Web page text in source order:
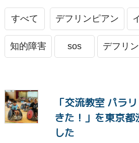
すべて デフリンピアン
知的障害 sos デフリ
自殺 いじめ つらい
APD
「交流教室 パラ
きた！」を東京
した